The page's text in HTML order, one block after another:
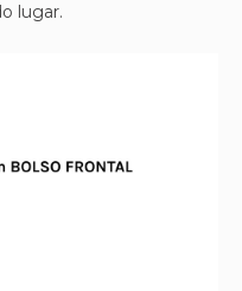
lugar.